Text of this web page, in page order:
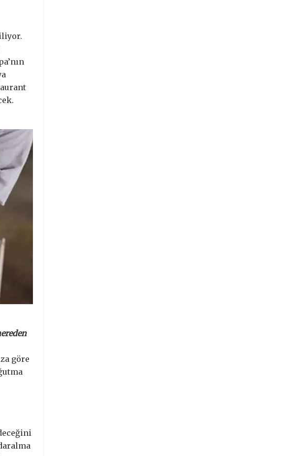
göre